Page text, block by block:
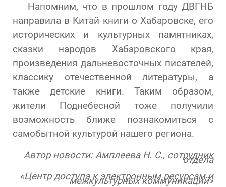
Напомним, что в прошлом году ДВГНБ
направила в Китай книги о Хабаровске, его
исторических и культурных памятниках,
сказки народов Хабаровского края,
произведения дальневосточных писателей,
классику отечественной литературы, а
также детские книги. Таким образом,
жители Поднебесной тоже получили
возможность ближе познакомиться с
самобытной культурой нашего региона.
Автор новости: Амплеева Н. С., сотрудник
отдела
«Центр доступа к электронным ресурсам и
межкультурных коммуникаций»